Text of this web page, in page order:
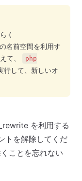
く
名前空間を利用す
て、
php
行して、新しいオ
を利用する
トを解除してくだ
ことを忘れない